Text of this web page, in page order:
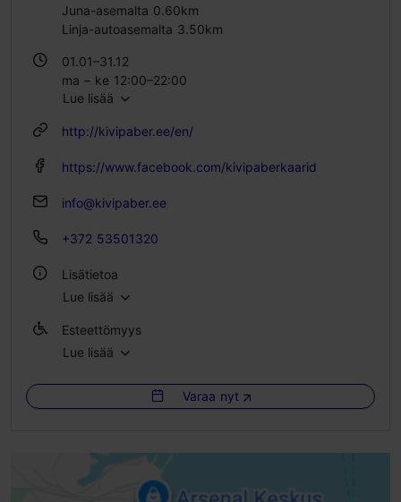
Juna-asemalta 0.60km
Linja-autoasemalta 3.50km
01.01–31.12
ma – ke 12:00–22:00
to 12:00–23:00
su 12:00–21:00
Lue lisää
http://kivipaber.ee/en/
https://www.facebook.com/kivipaberkaarid
info@kivipaber.ee
+372 53501320
Lisätietoa
Ryhmäruokailut: Kyllä
Istumapaikkoja ulkona: 40
Laktoosittomia ja gluteenittomia vaihtoehtoja: Kyllä
Elävä musiikki ja keikat
Lue lisää
Esteettömyys
Esteetön pääsy skootterilla
Esteetön pääsy lastenvaunuilla
Lue lisää
Varaa nyt